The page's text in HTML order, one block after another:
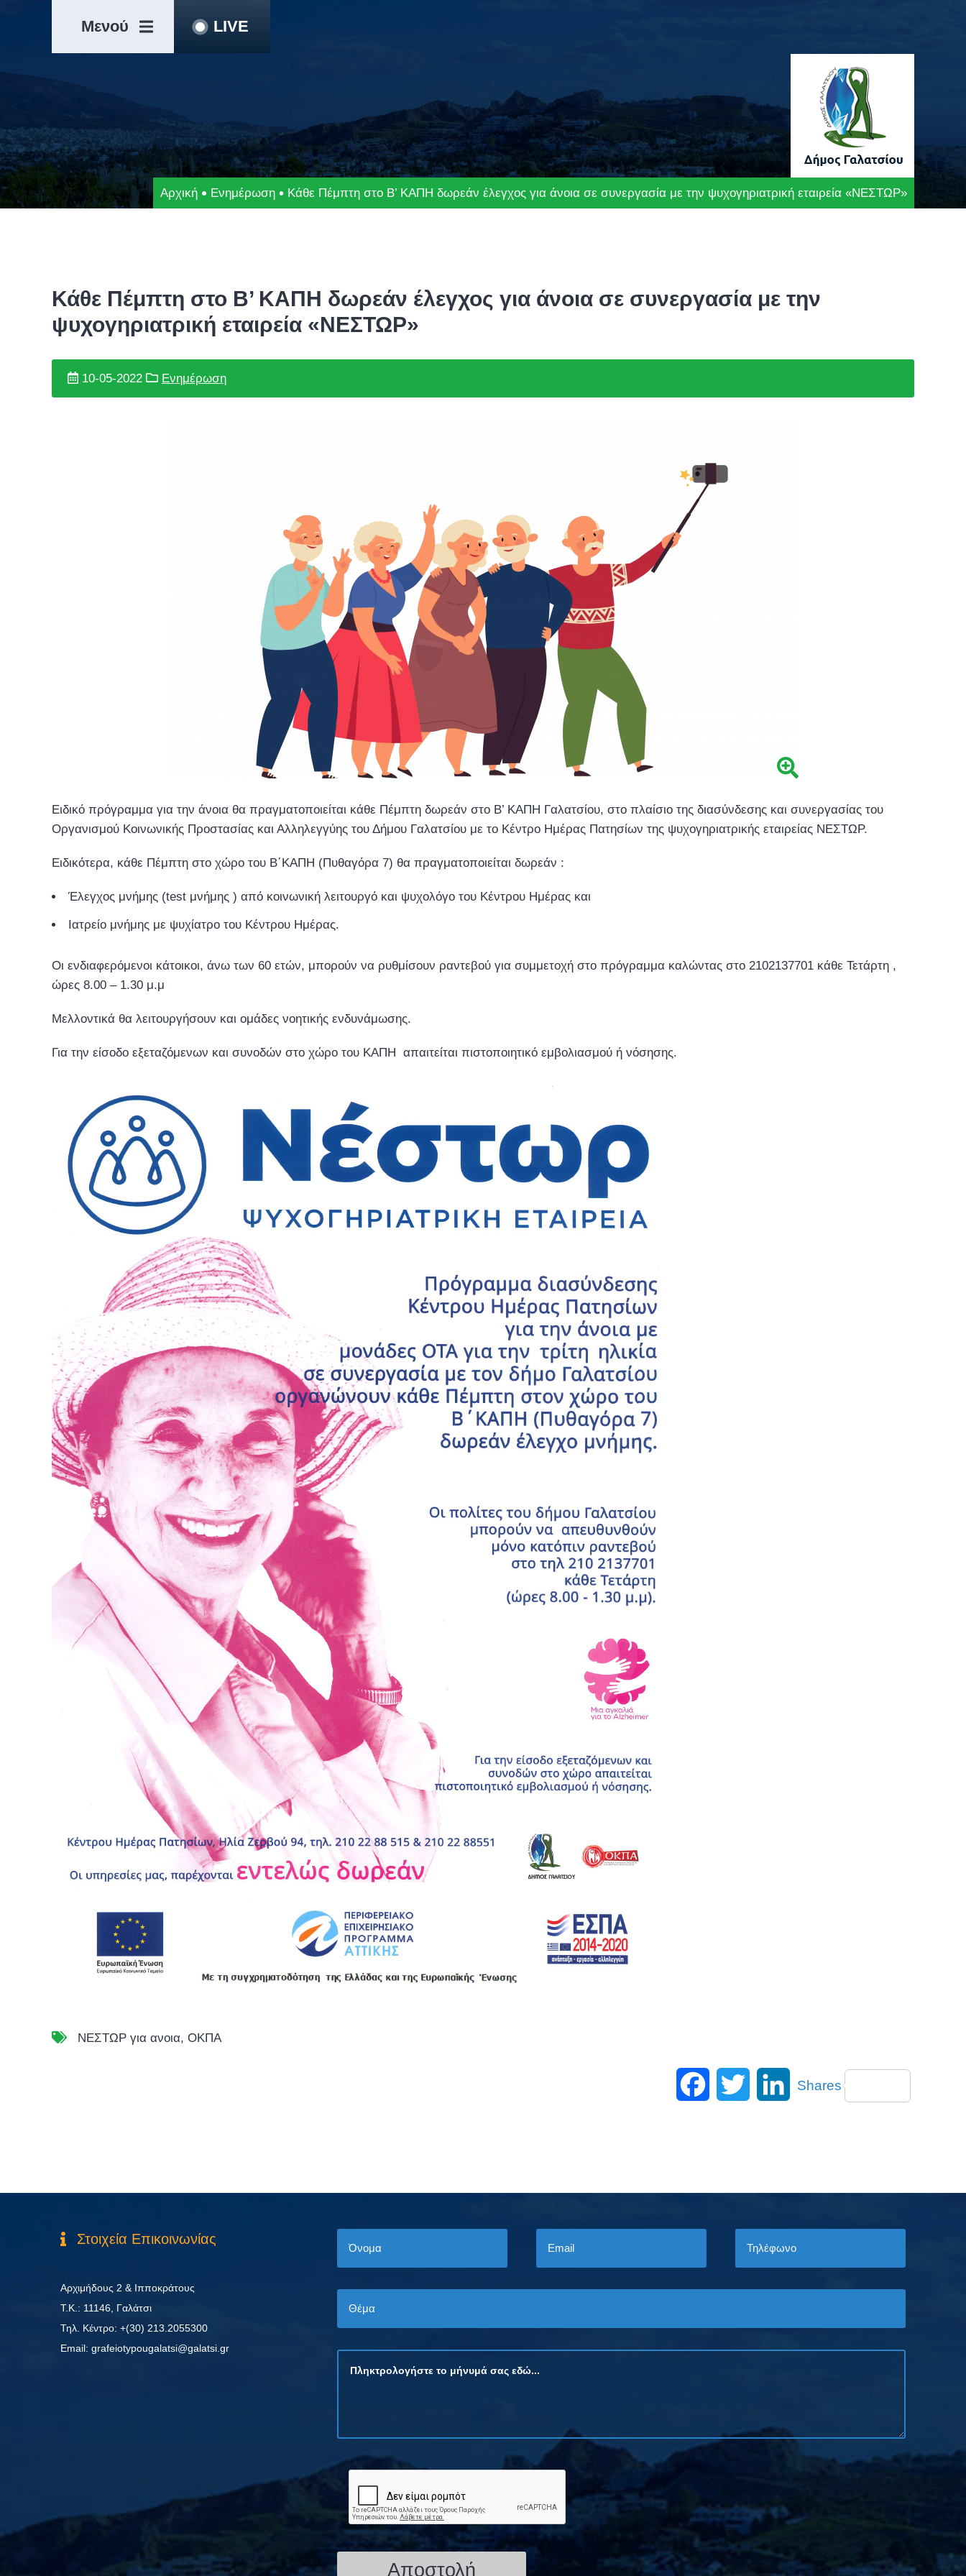
πλοήγησης
Μενού LIVE
Αρχική Ενημέρωση Κάθε Πέμπτη στο Β’ ΚΑΠΗ δωρεάν έλεγχος για άνοια σε συνεργασία με την ψυχογηριατρική εταιρεία «ΝΕΣΤΩΡ»
Κάθε Πέμπτη στο Β’ ΚΑΠΗ δωρεάν έλεγχος για άνοια σε συνεργασία με την
ψυχογηριατρική εταιρεία «ΝΕΣΤΩΡ»
10-05-2022 Ενημέρωση
Ειδικό πρόγραμμα για την άνοια θα πραγματοποιείται κάθε Πέμπτη δωρεάν στο Β’ ΚΑΠΗ Γαλατσίου, στο πλαίσιο της διασύνδεσης και συνεργασίας του
Οργανισμού Κοινωνικής Προστασίας και Αλληλεγγύης του Δήμου Γαλατσίου με το Κέντρο Ημέρας Πατησίων της ψυχογηριατρικής εταιρείας ΝΕΣΤΩΡ.
Ειδικότερα, κάθε Πέμπτη στο χώρο του Β΄ΚΑΠΗ (Πυθαγόρα 7) θα πραγματοποιείται δωρεάν :
Έλεγχος μνήμης (test μνήμης ) από κοινωνική λειτουργό και ψυχολόγο του Κέντρου Ημέρας και
Ιατρείο μνήμης με ψυχίατρο του Κέντρου Ημέρας.
Οι ενδιαφερόμενοι κάτοικοι, άνω των 60 ετών, μπορούν να ρυθμίσουν ραντεβού για συμμετοχή στο πρόγραμμα καλώντας στο 2102137701 κάθε Τετάρτη ,
ώρες 8.00 – 1.30 μ.μ
Μελλοντικά θα λειτουργήσουν και ομάδες νοητικής ενδυνάμωσης.
Για την είσοδο εξεταζόμενων και συνοδών στο χώρο του ΚΑΠΗ απαιτείται πιστοποιητικό εμβολιασμού ή νόσησης.
ΝΕΣΤΩΡ για ανοια,ΟΚΠΑ
FacebookTwitter
Shares
Στοιχεία Επικοινωνίας
Αρχιμήδους 2 & Ιπποκράτους
Τ.Κ.: 11146, Γαλάτσι
Τηλ. Κέντρο: +(30) 213.2055300
Εmail: grafeiotypougalatsi@galatsi.gr